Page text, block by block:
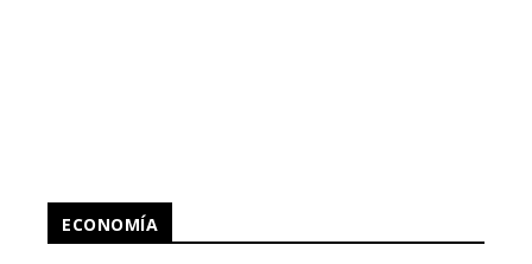
ECONOMÍA